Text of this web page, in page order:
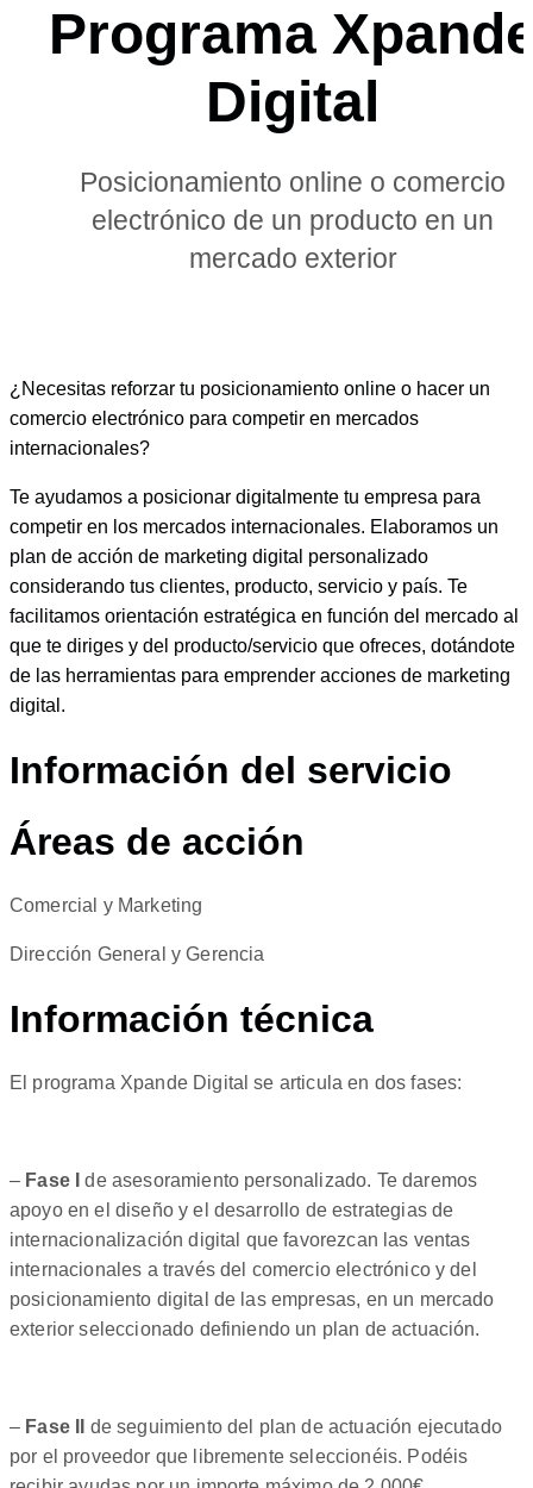
Programa
Digital
Posicionamiento online o comercio
electrónico de un producto en un
mercado exterior
¿Necesitas reforzar tu posicionamiento online o hacer un
comercio electrónico para competir en mercados
internacionales?
Te ayudamos a posicionar digitalmente tu empresa para
competir en los mercados internacionales. Elaboramos un
plan de acción de marketing digital personalizado
considerando tus clientes, producto, servicio y país. Te
facilitamos orientación estratégica en función del mercado al
que te diriges y del producto/servicio que ofreces, dotándote
de las herramientas para emprender acciones de marketing
digital.
Información del servicio
Áreas de acción
Comercial y Marketing
Dirección General y Gerencia
Información técnica
El programa Xpande Digital se articula en dos fases:
– Fase I
de asesoramiento personalizado. Te daremos
apoyo en el diseño y el desarrollo de estrategias de
internacionalización digital que favorezcan las ventas
internacionales a través del comercio electrónico y del
posicionamiento digital de las empresas, en un mercado
exterior seleccionado definiendo un plan de actuación.
– Fase II
de seguimiento del plan de actuación ejecutado
por el proveedor que libremente seleccionéis. Podéis